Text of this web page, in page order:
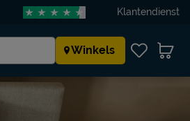
Klantendienst
Winkels